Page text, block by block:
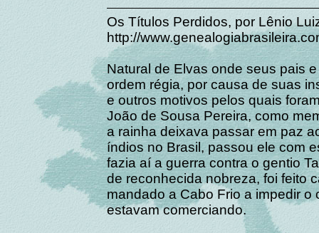
Os Títulos Perdidos, por Lênio
http://
Natural de Elvas onde seus pais
ordem régia, por causa de suas
e outros motivos pelos quais
João de Sousa Pereira, como
a rainha deixava passar em paz
índios no Brasil, passou ele com
fazia aí a guerra contra o gentio
de reconhecida nobreza, foi feito
mandado a Cabo Frio a impedir
estavam comerciando.